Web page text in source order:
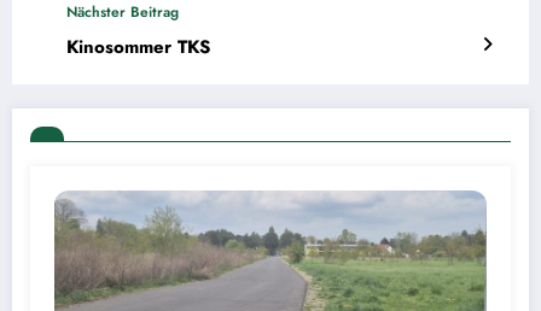
Nächster Beitrag
Kinosommer TKS